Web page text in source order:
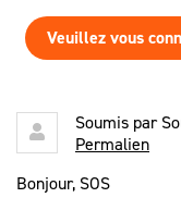
Veuillez vous
Soumis par
Permalien
Bonjour, SOS